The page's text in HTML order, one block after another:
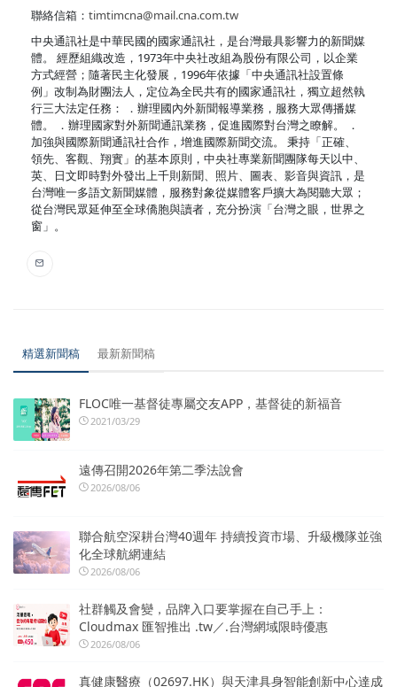
聯絡信箱： timtimcna@mail.cna.com.tw
中央通訊社是中華民國的國家通訊社，是台灣最具影響力的新聞媒
體。 經歷組織改造，1973年中央社改組為股份有限公司，以企業
方式經營；隨著民主化發展，1996年依據「中央通訊社設置條
例」改制為財團法人，定位為全民共有的國家通訊社，獨立超然執
行三大法定任務： ．辦理國內外新聞報導業務，服務大眾傳播媒
體。 ．辦理國家對外新聞通訊業務，促進國際對台灣之瞭解。 ．
加強與國際新聞通訊社合作，增進國際新聞交流。 秉持「正確、
領先、客觀、翔實」的基本原則，中央社專業新聞團隊每天以中、
英、日文即時對外發出上千則新聞、照片、圖表、影音與資訊，是
台灣唯一多語文新聞媒體，服務對象從媒體客戶擴大為閱聽大眾；
從台灣民眾延伸至全球僑胞與讀者，充分扮演「台灣之眼，世界之
窗」。
精選新聞稿 最新新聞稿
FLOC唯一基督徒專屬交友APP，基督徒的新福音
2021/03/29
遠傳召開2026年第二季法說會
2026/08/06
聯合航空深耕台灣40週年 持續投資市場、升級機隊並強
化全球航網連結
2026/08/06
社群觸及會變，品牌入口要掌握在自己手上：
Cloudmax 匯智推出 .tw／.台灣網域限時優惠
2026/08/06
真健康醫療（02697.HK）與天津具身智能創新中心達成